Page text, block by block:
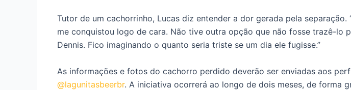
Tutor de um cachorrinho, Lucas diz entender a dor gerada pela
me conquistou logo de cara. Não tive outra opção que não fosse trazê-lo
Dennis. Fico imaginando o quanto seria triste se um dia ele fugisse.”
As informações e fotos do cachorro perdido deverão ser enviadas aos
@lagunitasbeerbr. A iniciativa ocorrerá ao longo de dois meses, de forma